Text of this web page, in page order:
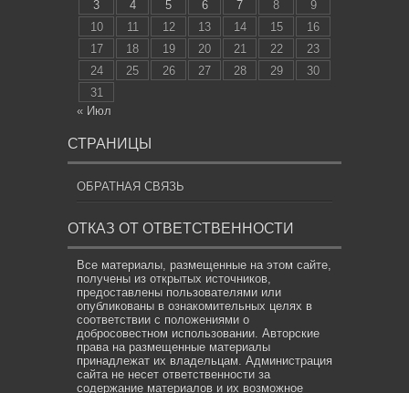
3
4 5 6 7 8
9
10
11 12 13 14 15
16
17
18 19 20 21 22
23
24
25 26 27 28 29
30
31
« Июл
СТРАНИЦЫ
ОБРАТНАЯ СВЯЗЬ
ОТКАЗ ОТ ОТВЕТСТВЕННОСТИ
Все материалы, размещенные на этом сайте,
получены из открытых источников,
предоставлены пользователями или
опубликованы в ознакомительных целях в
соответствии с положениями о
добросовестном использовании. Авторские
права на размещенные материалы
принадлежат их владельцам. Администрация
сайта не несет ответственности за
содержание материалов и их возможное